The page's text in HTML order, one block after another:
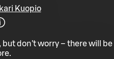
Kuopio
but don't worry – there will be